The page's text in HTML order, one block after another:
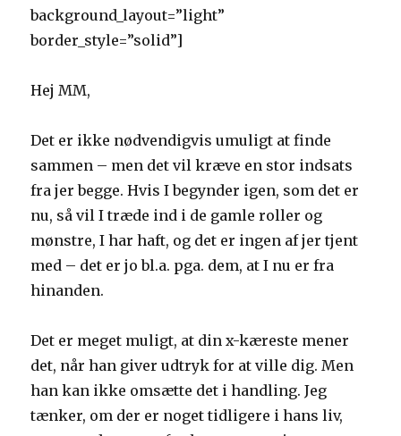
background_layout=”light”
border_style=”solid”]
Hej MM,
Det er ikke nødvendigvis umuligt at finde
sammen – men det vil kræve en stor indsats
fra jer begge. Hvis I begynder igen, som det er
nu, så vil I træde ind i de gamle roller og
mønstre, I har haft, og det er ingen af jer tjent
med – det er jo bl.a. pga. dem, at I nu er fra
hinanden.
Det er meget muligt, at din x-kæreste mener
det, når han giver udtryk for at ville dig. Men
han kan ikke omsætte det i handling. Jeg
tænker, om der er noget tidligere i hans liv,